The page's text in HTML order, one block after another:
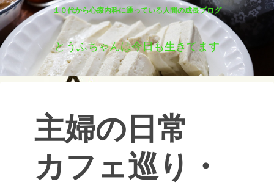
１０代から心療内科に通っている人間の成長ブログ
とうふちゃんは今日も生きてます
主婦の日常
カフェ巡り・